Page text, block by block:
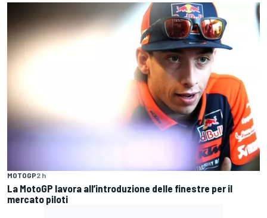
MOTOGP2 h
La MotoGP lavora all’introduzione delle finestre per il
mercato piloti